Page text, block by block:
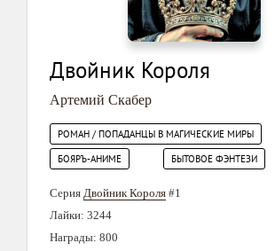
Двойник Короля
Артемий Скабер
РОМАН / ПОПАДАНЦЫ В МАГИЧЕСКИЕ МИРЫ
БОЯРЪ-АНИМЕ
БЫТОВОЕ ФЭНТЕЗИ
Серия Двойник Короля #1
Лайки: 3244
Награды: 800